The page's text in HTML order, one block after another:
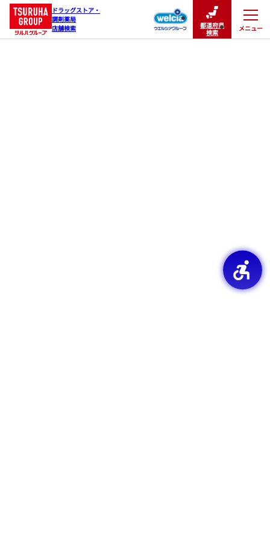
ドラッグストア・
調剤薬局
店舗検索
都道府県
検索
メニュー
閉じる